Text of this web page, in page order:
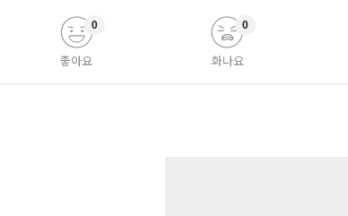
좋아요
0
화나요
0